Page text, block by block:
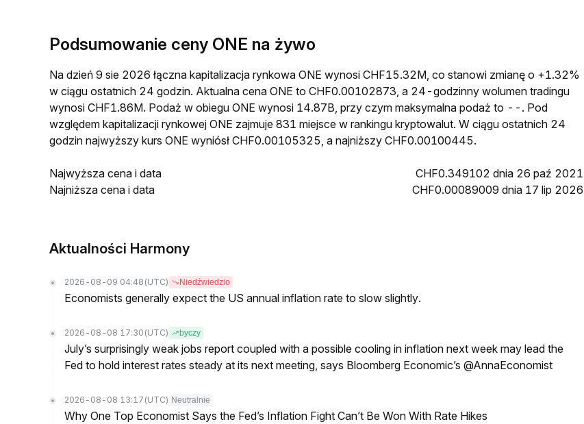
Podsumowanie ceny ONE na żywo
Na dzień 9 sie 2026 łączna kapitalizacja rynkowa ONE wynosi CHF15.32M, co stanowi zmianę o +1.32%
w ciągu ostatnich 24 godzin. Aktualna cena ONE to CHF0.00102873, a 24-godzinny wolumen tradingu
wynosi CHF1.86M. Podaż w obiegu ONE wynosi 14.87B, przy czym maksymalna podaż to --. Pod
względem kapitalizacji rynkowej ONE zajmuje 831 miejsce w rankingu kryptowalut. W ciągu ostatnich 24
godzin najwyższy kurs ONE wyniósł CHF0.00105325, a najniższy CHF0.00100445.
Najwyższa cena i data
CHF0.349102 dnia 26 paź 2021
Najniższa cena i data
CHF0.00089009 dnia 17 lip 2026
Aktualności Harmony
2026-08-09 04:48 (UTC) Niedźwiedzio
Economists generally expect the US annual inflation rate to slow slightly.
2026-08-08 17:30 (UTC) byczy
July’s surprisingly weak jobs report coupled with a possible cooling in inflation next week may lead the
Fed to hold interest rates steady at its next meeting, says Bloomberg Economic’s @AnnaEconomist
2026-08-08 13:17 (UTC) Neutralnie
Why One Top Economist Says the Fed’s Inflation Fight Can’t Be Won With Rate Hikes